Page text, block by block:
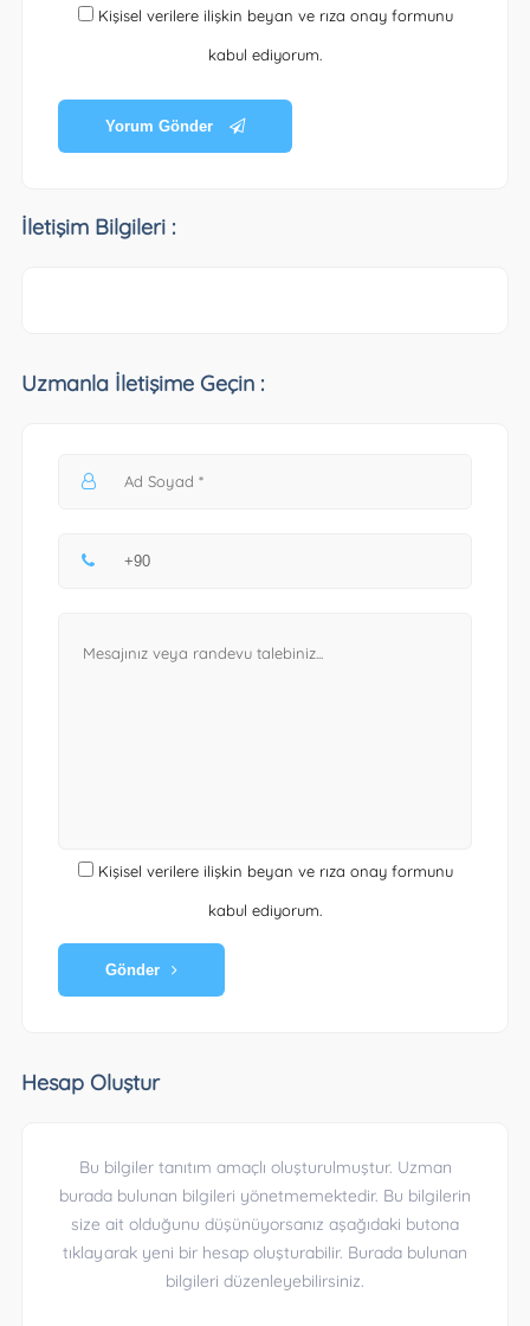
Kişisel verilere ilişkin beyan ve rıza onay formunu
kabul ediyorum.
Yorum Gönder
İletişim Bilgileri :
Uzmanla İletişime Geçin :
Kişisel verilere ilişkin beyan ve rıza onay formunu
kabul ediyorum.
Gönder
Hesap Oluştur
Bu bilgiler tanıtım amaçlı oluşturulmuştur. Uzman
burada bulunan bilgileri yönetmemektedir. Bu bilgilerin
size ait olduğunu düşünüyorsanız aşağıdaki butona
tıklayarak yeni bir hesap oluşturabilir. Burada bulunan
bilgileri düzenleyebilirsiniz.